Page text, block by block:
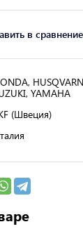
в сравнение
YAMAHA
(Швеция)